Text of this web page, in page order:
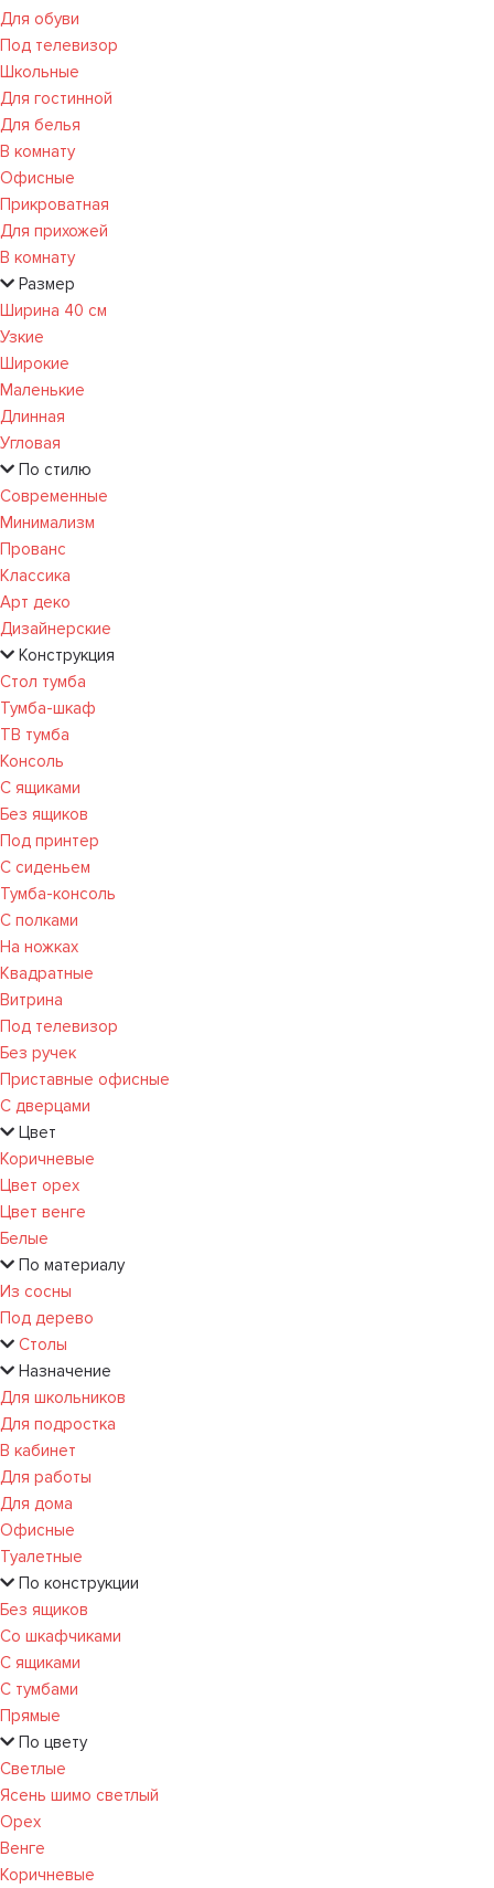
Для обуви
Под телевизор
Школьные
Для гостинной
Для белья
В комнату
Офисные
Прикроватная
Для прихожей
В комнату
Размер
Ширина 40 см
Узкие
Широкие
Маленькие
Длинная
Угловая
По стилю
Современные
Минимализм
Прованс
Классика
Арт деко
Дизайнерские
Конструкция
Стол тумба
Тумба-шкаф
ТВ тумба
Консоль
С ящиками
Без ящиков
Под принтер
С сиденьем
Тумба-консоль
С полками
На ножках
Квадратные
Витрина
Под телевизор
Без ручек
Приставные офисные
С дверцами
Цвет
Коричневые
Цвет орех
Цвет венге
Белые
По материалу
Из сосны
Под дерево
Столы
Назначение
Для школьников
Для подростка
В кабинет
Для работы
Для дома
Офисные
Туалетные
По конструкции
Без ящиков
Со шкафчиками
С ящиками
С тумбами
Прямые
По цвету
Светлые
Ясень шимо светлый
Орех
Венге
Коричневые